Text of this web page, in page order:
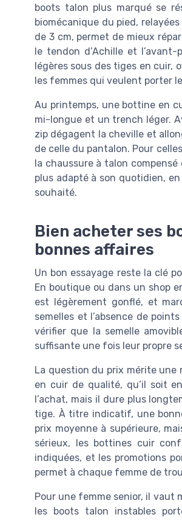
boots talon plus marqué se
biomécanique du pied,
de 3 cm, permet de mieux
le tendon d’Achille et
légères sous des tiges en cuir,
les femmes qui veulent porter
Au printemps, une bottine en
mi-longue et un trench léger.
zip dégagent la cheville et
de celle du pantalon. Pour
la chaussure à talon
plus adapté à son quotidien,
souhaité.
Bien acheter ses
bonnes affaires
Un bon essayage reste la clé
En boutique ou dans un shop
est légèrement gonflé, et
semelles et l’absence de
vérifier que la semelle
suffisante une fois leur propre
La question du prix mérite une
en cuir de qualité, qu’il soit
l’achat, mais il dure plus
tige. À titre indicatif, une
prix moyenne à supérieure,
sérieux, les bottines cuir
indiquées, et les promotions
permet à chaque femme de
Pour une femme senior, il vaut
les boots talon instables